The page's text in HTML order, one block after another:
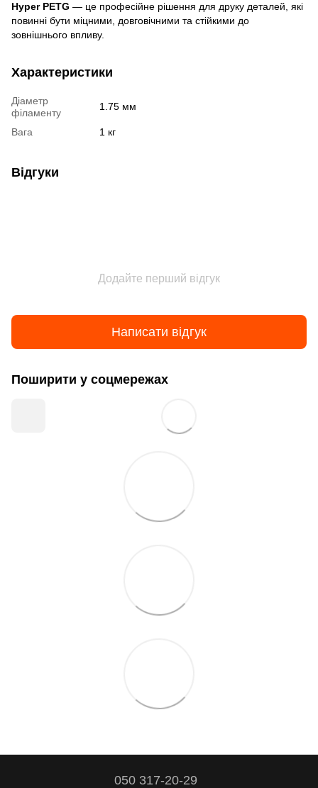
Hyper PETG — це професійне рішення для друку деталей, які
повинні бути міцними, довговічними та стійкими до
зовнішнього впливу.
Характеристики
Діаметр
філаменту
1.75 мм
Вага 1 кг
Відгуки
Додайте перший відгук
Написати відгук
Поширити у соцмережах
050 317-20-29